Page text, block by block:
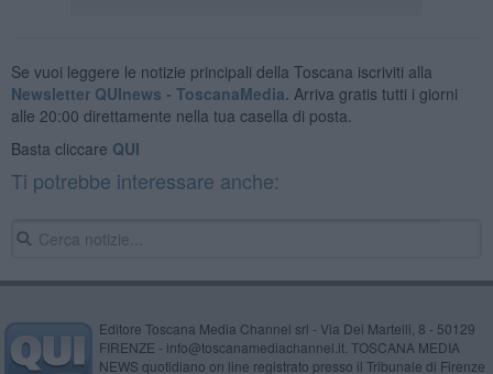
Se vuoi leggere le notizie principali della Toscana iscriviti alla
Newsletter QUInews - ToscanaMedia. Arriva gratis tutti i giorni
alle 20:00 direttamente nella tua casella di posta.
Basta cliccare QUI
Ti potrebbe interessare anche:
Editore Toscana Media Channel srl - Via Dei Martelli, 8 - 50129
FIRENZE - info@toscanamediachannel.it. TOSCANA MEDIA
NEWS quotidiano on line registrato presso il Tribunale di Firenze